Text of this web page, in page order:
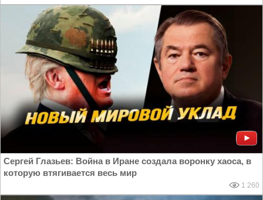
Сергей Глазьев: Война в Иране создала воронку хаоса, в
которую втягивается весь мир
1 260